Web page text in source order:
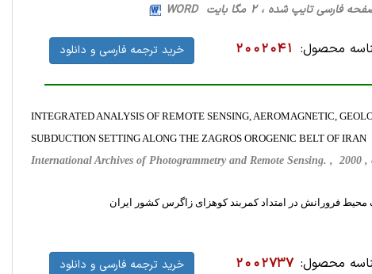
محصول: 2002041 خرید ترجمه فارسی و دانلود
INTEGRATED ANALYSIS OF REMOTE SENSING, AEROMAGNETIC,
SUBDUCTION SETTING ALONG THE ZAGROS OROGENIC BELT OF IRAN
International Archives of Photogrammetry and Remote Sensing. , 2000
فرورانش در امتداد کمربند کوهزای زاگرس کشور ایران
محصول: 2002737 خرید ترجمه فارسی و دانلود